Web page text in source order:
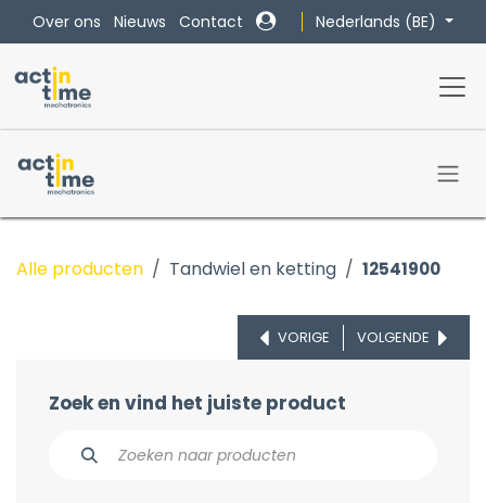
Overslaan naar inhoud
Over ons Nieuws Contact Nederlands (BE)
Alle producten Tandwiel en ketting 12541900
VORIGE VOLGENDE
Zoek en vind het juiste product